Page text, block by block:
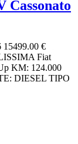
Cassonato
15499.00 €
Fiat
KM: 124.000
DIESEL TIPO